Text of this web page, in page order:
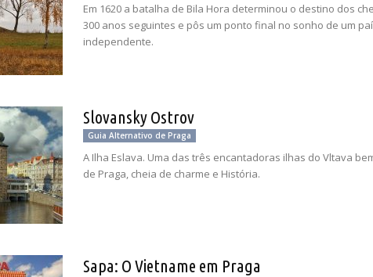
Em 1620 a batalha de Bila Hora determinou o destino dos
300 anos seguintes e pôs um ponto final no sonho de um
independente.
Slovansky Ostrov
Guia Alternativo de Praga
A Ilha Eslava. Uma das três encantadoras ilhas do Vltava
de Praga, cheia de charme e História.
Sapa: O Vietname em Praga